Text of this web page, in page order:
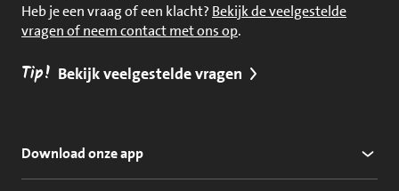
Heb je een vraag of een klacht? Bekijk de veelgestelde
vragen of neem contact met ons op.
Tip! Bekijk veelgestelde vragen
Download onze app